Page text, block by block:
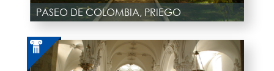
PASEO DE COLOMBIA, PRIEGO